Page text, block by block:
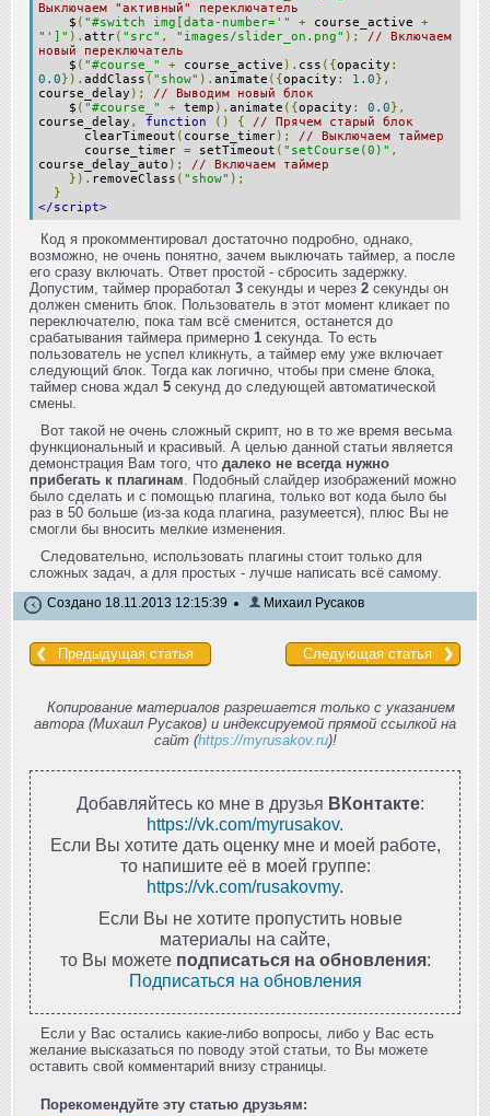
Выключаем "активный" переключатель
$ ( "#switch img[data-number='" + course_active +
"']" ). attr( "src" , "images/slider_on.png" );
// Включаем
новый переключатель
$ ( "#course_" + course_active ). css ({opacity :
0.0}). addClass ( "show" ). animate ({opacity : 1.0},
course_delay );
// Выводим новый блок
$ ( "#course_" + temp ). animate ({opacity : 0.0},
course_delay , function () {
// Прячем старый блок
clearTimeout ( course_timer);
// Выключаем таймер
course_timer = setTimeout ( "setCourse(0)" ,
course_delay_auto );
// Включаем таймер
}). removeClass ( "show" );
}
</script>
Код я прокомментировал достаточно подробно, однако,
возможно, не очень понятно, зачем выключать таймер, а после
его сразу включать. Ответ простой - сбросить задержку.
Допустим, таймер проработал 3 секунды и через 2 секунды он
должен сменить блок. Пользователь в этот момент кликает по
переключателю, пока там всё сменится, останется до
срабатывания таймера примерно 1 секунда. То есть
пользователь не успел кликнуть, а таймер ему уже включает
следующий блок. Тогда как логично, чтобы при смене блока,
таймер снова ждал 5 секунд до следующей автоматической
смены.
Вот такой не очень сложный скрипт, но в то же время весьма
функциональный и красивый. А целью данной статьи является
демонстрация Вам того, что далеко не всегда нужно
прибегать к плагинам . Подобный слайдер изображений можно
было сделать и с помощью плагина, только вот кода было бы
раз в 50 больше (из-за кода плагина, разумеется), плюс Вы не
смогли бы вносить мелкие изменения.
Следовательно, использовать плагины стоит только для
сложных задач, а для простых - лучше написать всё самому.
Создано 18.11.2013 12:15:39 Михаил Русаков
Предыдущая статья Следующая статья
Копирование материалов разрешается только с указанием
автора (Михаил Русаков) и индексируемой прямой ссылкой на
сайт (https://myrusakov.ru)!
Добавляйтесь ко мне в друзья ВКонтакте:
https://vk.com/myrusakov.
Если Вы хотите дать оценку мне и моей работе,
то напишите её в моей группе:
https://vk.com/rusakovmy.
Если Вы не хотите пропустить новые
материалы на сайте,
то Вы можете подписаться на обновления:
Подписаться на обновления
Если у Вас остались какие-либо вопросы, либо у Вас есть
желание высказаться по поводу этой статьи, то Вы можете
оставить свой комментарий внизу страницы.
Порекомендуйте эту статью друзьям: